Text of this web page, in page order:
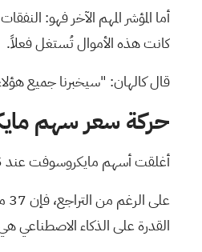
كانت هذه الأموال تُستغل فعلاً.
قال كالهان: "سيخبرنا جميع
حركة سعر سهم
أغلقت أسهم مايكروسوفت عند 429.25 دولارًا يوم الثلاثاء، وهو أقل بكثير من أعلى مستوى لها خلال 52 أسبوعًا والذي بلغ 555.45 دولارًا والذي تم تسجيله العام الماضي.
على الرغم من التراجع، فإن 37 محللاً
القدرة على الذكاء